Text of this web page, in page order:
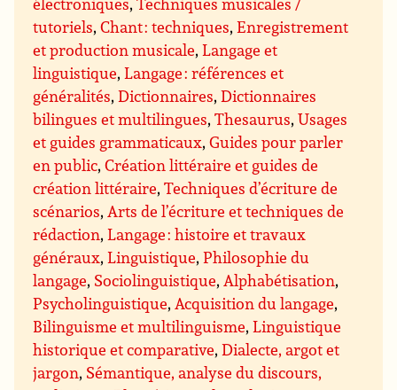
tutoriels,Chant : techniques,Enregistrement
et production musicale,Langage et
linguistique,Langage : références et
généralités,Dictionnaires,Dictionnaires
bilingues et multilingues,Thesaurus,Usages
et guides grammaticaux,Guides pour parler
en public,Création littéraire et guides de
création littéraire,Techniques d’écriture de
scénarios,Arts de l’écriture et techniques de
rédaction,Langage : histoire et travaux
généraux,Linguistique,Philosophie du
langage, Sociolinguistique,Alphabétisation,
Psycholinguistique,Acquisition du langage,
Bilinguisme et multilinguisme,Linguistique
historique et comparative,Dialecte, argot et
jargon, Sémantique, analyse du discours,